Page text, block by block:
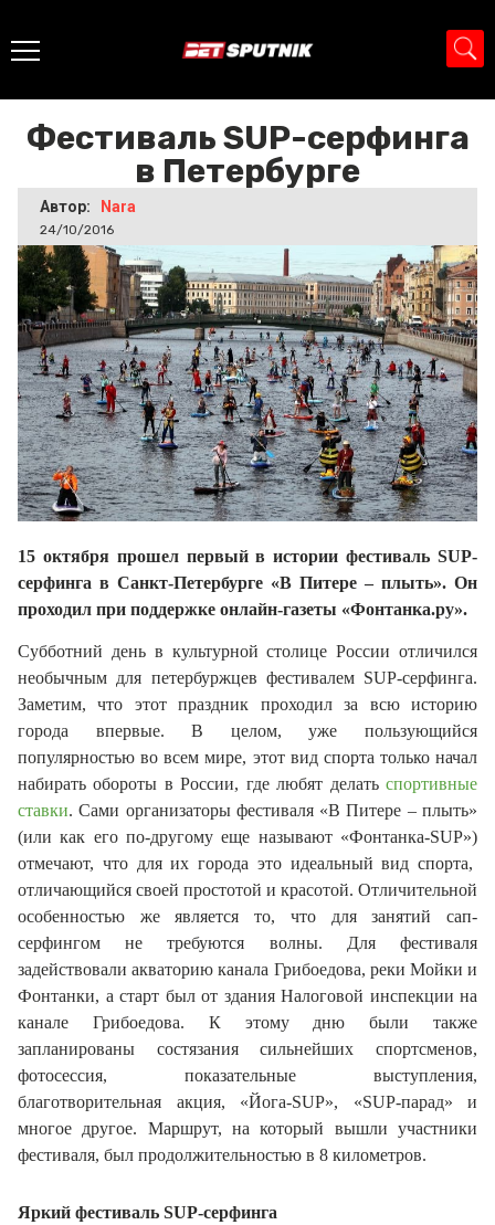
Фестиваль SUP-серфинга
в Петербурге
Автор: Nara
24/10/2016
15 октября прошел первый в истории фестиваль SUP-
серфинга в Санкт-Петербурге «В Питере – плыть». Он
проходил при поддержке онлайн-газеты «Фонтанка.ру».
Субботний день в культурной столице России отличился
необычным для петербуржцев фестивалем SUP-серфинга.
Заметим, что этот праздник проходил за всю историю
города впервые. В целом, уже пользующийся
популярностью во всем мире, этот вид спорта только начал
набирать обороты в России, где любят делать спортивные
ставки. Сами организаторы фестиваля «В Питере – плыть»
(или как егопо-другому еще называют «Фонтанка-SUP»)
отмечают, что для их города это идеальный вид спорта,
отличающийся своей простотой и красотой. Отличительной
особенностью же является то, что для занятий сап-
серфингом не требуются волны. Для фестиваля
задействовали акваторию канала Грибоедова, реки Мойки и
Фонтанки, а старт былот здания Налоговой инспекции на
канале Грибоедова. К этому дню были также
запланированы состязания сильнейших спортсменов,
фотосессия, показательные выступления,
благотворительная акция, «Йога-SUP», «SUP-парад» и
многое другое. Маршрут, на который вышли участники
фестиваля, был продолжительностью в 8 километров.
Яркий фестиваль SUP-серфинга